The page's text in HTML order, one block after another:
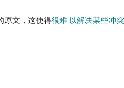
原文，这使得很难 以解决某些冲突